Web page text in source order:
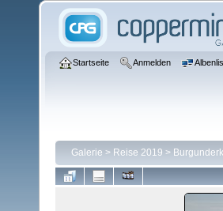
Startseite Anmelden
Galerie > Reise 2019 >